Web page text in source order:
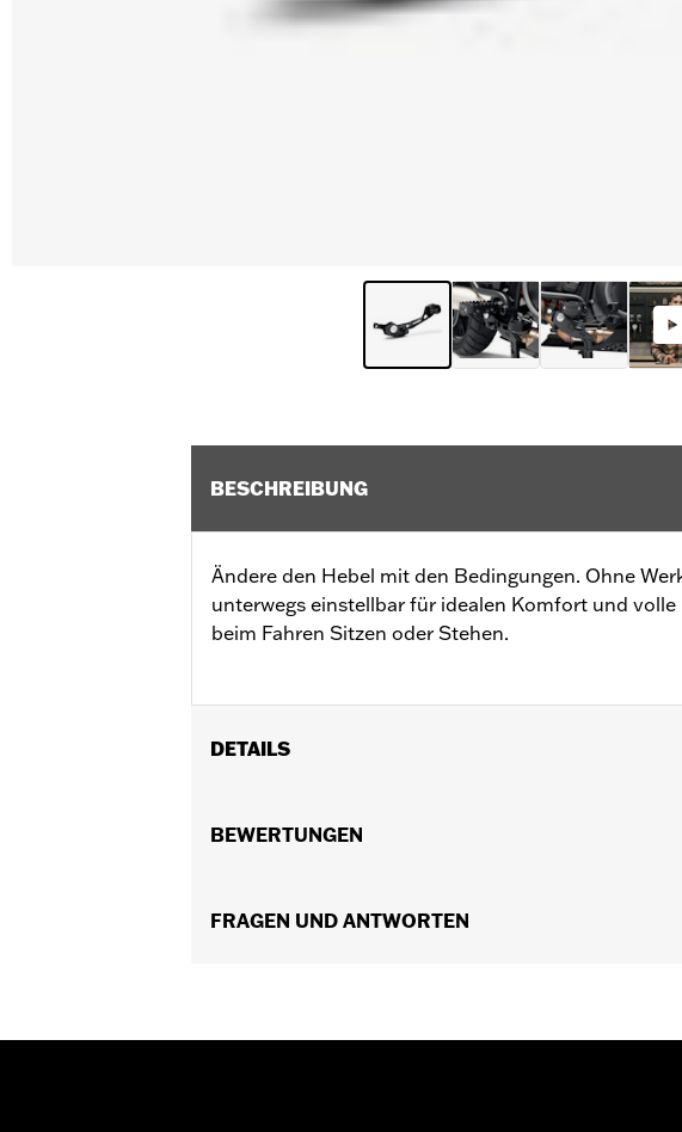
BESCHREIBUNG
Ändere den Hebel mit den Bedingungen. Ohne
unterwegs einstellbar für idealen Komfort und
beim Fahren Sitzen oder Stehen.
DETAILS
Verbindung mit Kupplungs-Medaillons aus dem
BEWERTUNGEN
FRAGEN UND ANTWORTEN